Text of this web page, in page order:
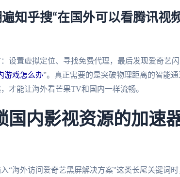
知乎搜“在国外可以看腾讯视
设置虚拟定位、寻找免费代理，最后发现爱奇艺
游戏怎么办”。真正需要的是突破物理距离的智能
才能让海外看芒果TV和国内一样流畅。
国内影视资源的加速
“海外访问爱奇艺黑屏解决方案”这类长尾关键词